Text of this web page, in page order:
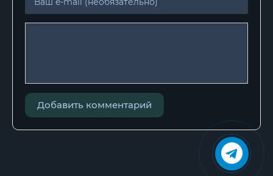
Добавить комментарий